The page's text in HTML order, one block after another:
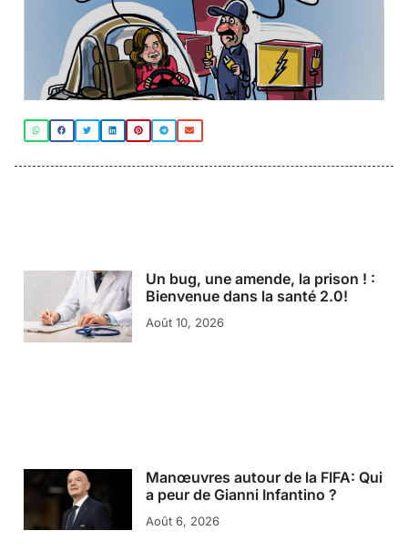
Un bug, une amende, la prison ! :
Bienvenue dans la santé 2.0!
Août 10, 2026
Manœuvres autour de la FIFA: Qui
a peur de Gianni Infantino ?
Août 6, 2026